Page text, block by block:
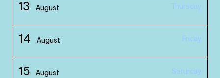
13 August Thursday
14 August Friday
15 August Saturday